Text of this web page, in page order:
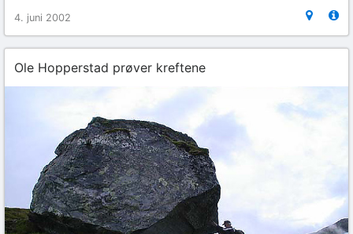
4. juni 2002
Ole Hopperstad prøver kreftene